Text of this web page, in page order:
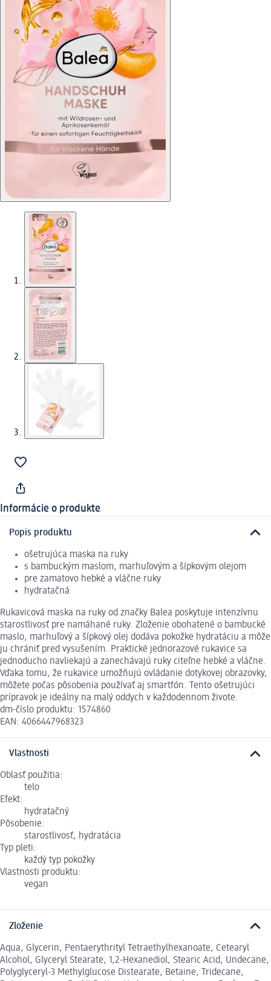
Informácie o produkte
Popis produktu
ošetrujúca maska na ruky
s bambuckým maslom, marhuľovým a šípkovým olejom
pre zamatovo hebké a vláčne ruky
hydratačná
Rukavicová maska na ruky od značky Balea poskytuje intenzívnu
starostlivosť pre namáhané ruky. Zloženie obohatené o bambucké
maslo, marhuľový a šípkový olej dodáva pokožke hydratáciu a môže
ju chrániť pred vysušením. Praktické jednorazové rukavice sa
jednoducho navliekajú a zanechávajú ruky citeľne hebké a vláčne.
Vďaka tomu, že rukavice umožňujú ovládanie dotykovej obrazovky,
môžete počas pôsobenia používať aj smartfón. Tento ošetrujúci
prípravok je ideálny na malý oddych v každodennom živote.
dm-číslo produktu: 1574860
EAN: 4066447968323
Vlastnosti
Oblasť použitia:
telo
Efekt:
hydratačný
Pôsobenie:
starostlivosť, hydratácia
Typ pleti:
každý typ pokožky
Vlastnosti produktu:
vegan
Zloženie
Aqua, Glycerin, Pentaerythrityl Tetraethylhexanoate, Cetearyl
Alcohol, Glyceryl Stearate, 1,2-Hexanediol, Stearic Acid, Undecane,
Polyglyceryl-3 Methylglucose Distearate, Betaine, Tridecane,